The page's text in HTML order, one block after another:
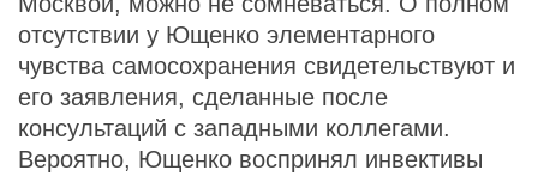
отсутствии у Ющенко элементарного
чувства самосохранения свидетельствуют и
его заявления, сделанные после
консультаций с западными коллегами.
Вероятно, Ющенко воспринял инвективы